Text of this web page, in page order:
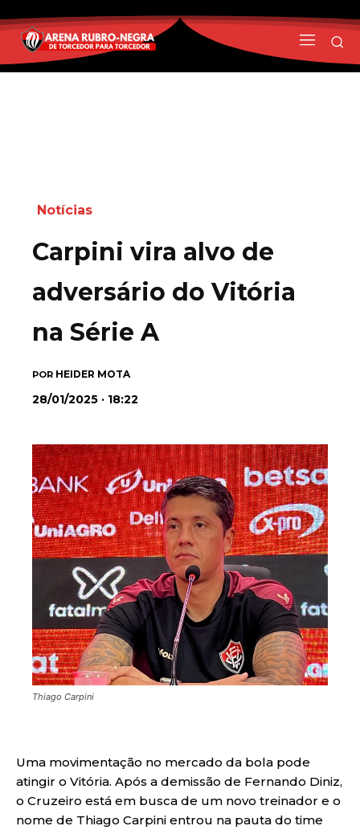
Notícias
Carpini vira alvo de
adversário do Vitória
na Série A
POR HEIDER MOTA
28/01/2025 · 18:22
Thiago Carpini
Uma movimentação no mercado da bola pode
atingir o Vitória. Após a demissão de Fernando Diniz,
o Cruzeiro está em busca de um novo treinador e o
nome de Thiago Carpini entrou na pauta do time